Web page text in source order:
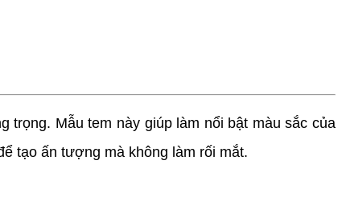
Mẫu tem này giúp làm nổi bật màu sắc của
tạo ấn tượng mà không làm rối mắt.